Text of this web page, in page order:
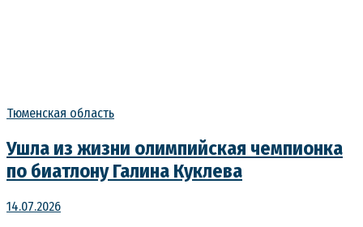
Тюменская область
Ушла из жизни олимпийская чемпионка
по биатлону Галина Куклева
14.07.2026